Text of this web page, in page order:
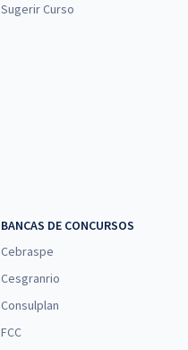
Sugerir Curso
BANCAS DE CONCURSOS
Cebraspe
Cesgranrio
Consulplan
FCC